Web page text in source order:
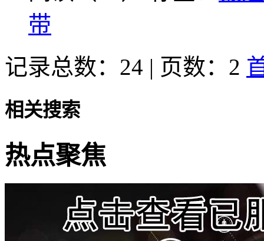
带
记录总数：24 | 页数：2
相关搜索
热点聚焦